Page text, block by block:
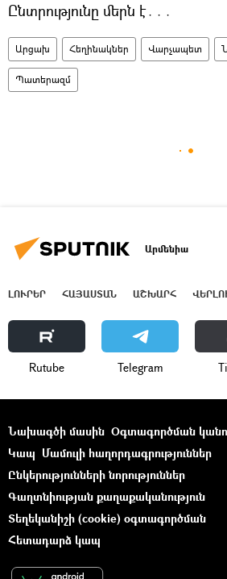
Ընտրությունը մերն է․․․
Արցախ Հեղինակներ Վարչապետ
Պատերազմ
Արմենիա
ԼՈՒՐԵՐ ՀԱՅԱՍՏԱՆ ԱՇԽԱՐՀ
Rutube Telegram
Նախագծի մասին Օգտագործման
Կապ Մամուլի հաղորդագրություններ
Ընկերությունների նորություններ
Գաղտնիության քաղաքականություն
Տեղեկանիշի (cookie) օգտագործման
Հետադարձ կապ